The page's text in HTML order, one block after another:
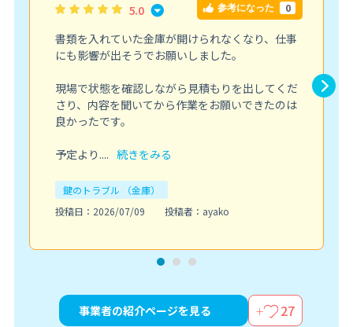
5.0 参考になった 0
書類を入れていた金庫が開けられなくなり、仕事
にも影響が出そうでお願いしました。
現場で状態を確認しながら見積もりを出してくだ
さり、内容を聞いてから作業をお願いできたのは
良かったです。
予定より.... 続きをみる
鍵のトラブル （金庫）
投稿日：2026/07/09
投稿者：ayako
事業者の紹介ページを見る 27